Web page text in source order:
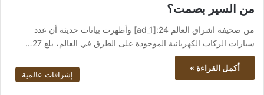
من السير بصمت؟
من صحيفة اشراق العالم 24:[ad_1] وأظهرت بيانات حديثة أن عدد
سيارات الركاب الكهربائية الموجودة على الطرق في العالم، بلغ 27…
أكمل القراءة »
إشراقات عالمية